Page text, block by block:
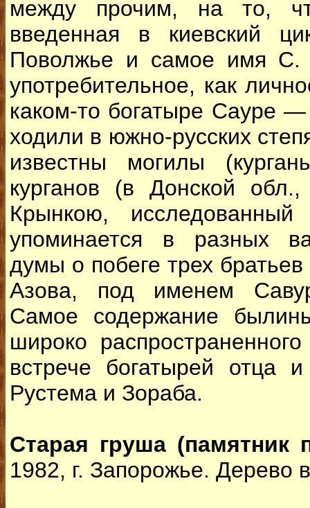
между прочим, на то,
введенная в киевский
Поволжье и самое имя С.
употребительное, как
каком-то богатыре Сауре
ходили в южно-русских
известны могилы
курганов (в Донской
Крынкою,
упоминается в разных
думы о побеге трех
Азова, под именем
Самое содержание
широко
встрече богатырей отца
Рустема и Зораба.
Старая груша (памятник
1982, г. Запорожье. Дерево